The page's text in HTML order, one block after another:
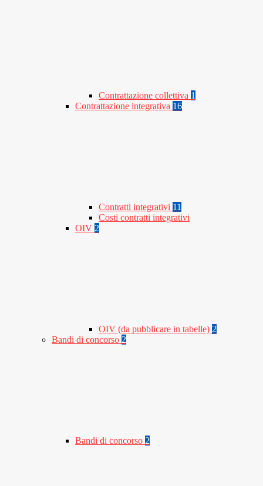
Contrattazione collettiva 1
Contrattazione integrativa 16
Contratti integrativi 11
Costi contratti integrativi
OIV 2
OIV (da pubblicare in tabelle) 2
Bandi di concorso 2
Bandi di concorso 2